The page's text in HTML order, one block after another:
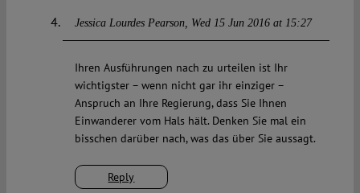
Jessica Lourdes Pearson Wed 15 Jun 2016 at 15:27
Reply
Ihren Ausführungen nach zu urteilen ist Ihr
wichtigster – wenn nicht gar ihr einziger –
Anspruch an Ihre Regierung, dass Sie Ihnen
Einwanderer vom Hals hält. Denken Sie mal ein
bisschen darüber nach, was das über Sie aussagt.